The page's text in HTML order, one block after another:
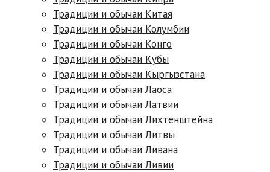
Традиции и обычаи Китая
Традиции и обычаи Колумбии
Традиции и обычаи Конго
Традиции и обычаи Кубы
Традиции и обычаи Кыргызстана
Традиции и обычаи Лаоса
Традиции и обычаи Латвии
Традиции и обычаи Лихтенштейна
Традиции и обычаи Литвы
Традиции и обычаи Ливана
Традиции и обычаи Ливии